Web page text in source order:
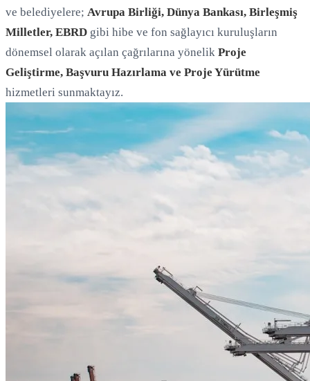
ve belediyelere; Avrupa Birliği, Dünya Bankası, Birleşmiş
Milletler, EBRD gibi hibe ve fon sağlayıcı kuruluşların
dönemsel olarak açılan çağrılarına yönelik Proje
Geliştirme, Başvuru Hazırlama ve Proje Yürütme
hizmetleri sunmaktayız.